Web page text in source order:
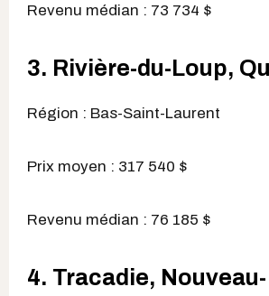
Revenu médian : 73 734 $
3. Rivière-du-Loup,
Région : Bas-Saint-Laurent
Prix moyen : 317 540 $
Revenu médian : 76 185 $
4. Tracadie, Nouveau-